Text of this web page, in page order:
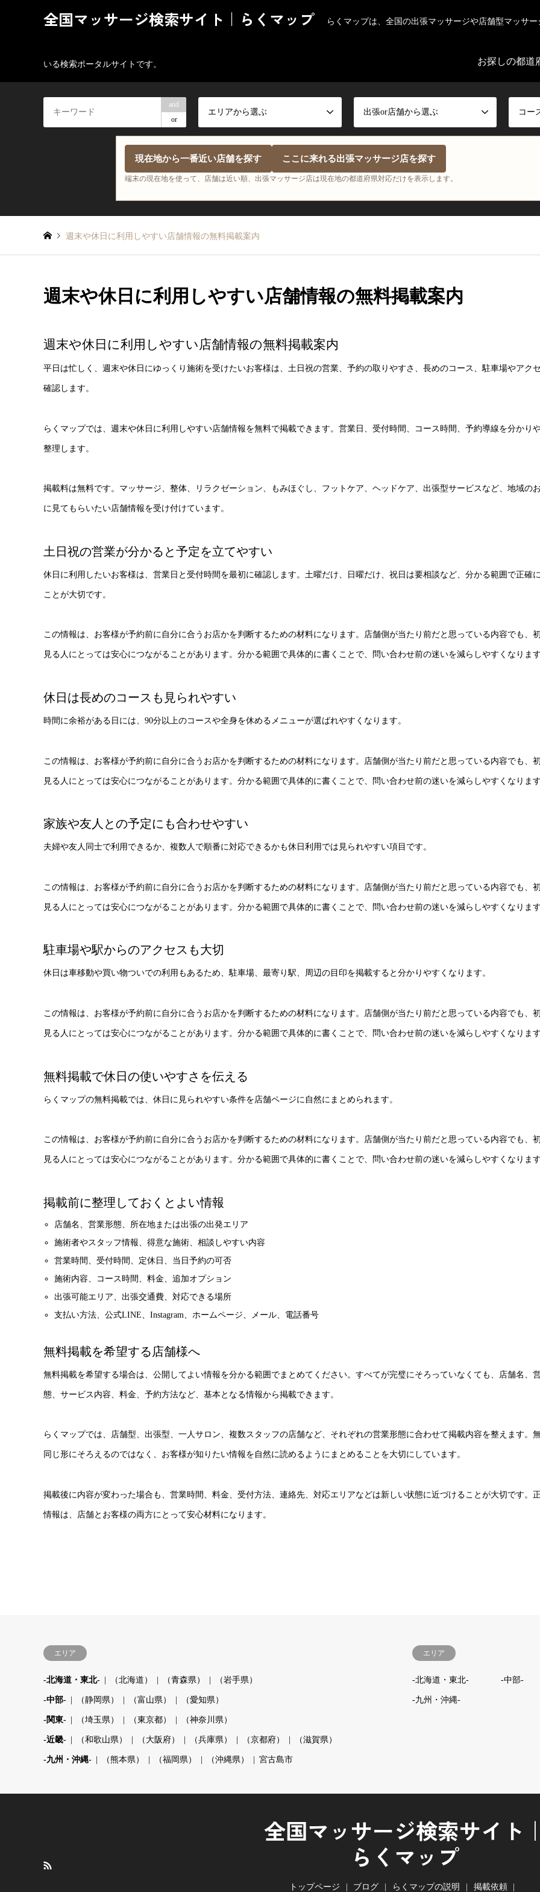
全国マッサージ検索サイト｜らくマップ らくマップは、全国の出張マッサージや店舗型マッサ
いる検索ポータルサイトです。 お探しの都道
and
or
エリアから選ぶ 出張or店舗から選ぶ コー
現在地から一番近い店舗を探す ここに来れる出張マッサージ店を探す
端末の現在地を使って、店舗は近い順、出張マッサージ店は現在地の都道府県対応だけを表示します。
週末や休日に利用しやすい店舗情報の無料掲載案内
週末や休日に利用しやすい店舗情報の無料掲載案内
週末や休日に利用しやすい店舗情報の無料掲載案内
平日は忙しく、週末や休日にゆっくり施術を受けたいお客様は、土日祝の営業、予約の取りやすさ、長めのコース、駐車場やアク
確認します。
らくマップでは、週末や休日に利用しやすい店舗情報を無料で掲載できます。営業日、受付時間、コース時間、予約導線を分かりや
整理します。
掲載料は無料です。マッサージ、整体、リラクゼーション、もみほぐし、フットケア、ヘッドケア、出張型サービスなど、地域の
に見てもらいたい店舗情報を受け付けています。
土日祝の営業が分かると予定を立てやすい
休日に利用したいお客様は、営業日と受付時間を最初に確認します。土曜だけ、日曜だけ、祝日は要相談など、分かる範囲で正確に
ことが大切です。
この情報は、お客様が予約前に自分に合うお店かを判断するための材料になります。店舗側が当たり前だと思っている内容でも、
見る人にとっては安心につながることがあります。分かる範囲で具体的に書くことで、問い合わせ前の迷いを減らしやすくなります
休日は長めのコースも見られやすい
時間に余裕がある日には、90分以上のコースや全身を休めるメニューが選ばれやすくなります。
この情報は、お客様が予約前に自分に合うお店かを判断するための材料になります。店舗側が当たり前だと思っている内容でも、
見る人にとっては安心につながることがあります。分かる範囲で具体的に書くことで、問い合わせ前の迷いを減らしやすくなります
家族や友人との予定にも合わせやすい
夫婦や友人同士で利用できるか、複数人で順番に対応できるかも休日利用では見られやすい項目です。
この情報は、お客様が予約前に自分に合うお店かを判断するための材料になります。店舗側が当たり前だと思っている内容でも、
見る人にとっては安心につながることがあります。分かる範囲で具体的に書くことで、問い合わせ前の迷いを減らしやすくなります
駐車場や駅からのアクセスも大切
休日は車移動や買い物ついでの利用もあるため、駐車場、最寄り駅、周辺の目印を掲載すると分かりやすくなります。
この情報は、お客様が予約前に自分に合うお店かを判断するための材料になります。店舗側が当たり前だと思っている内容でも、
見る人にとっては安心につながることがあります。分かる範囲で具体的に書くことで、問い合わせ前の迷いを減らしやすくなります
無料掲載で休日の使いやすさを伝える
らくマップの無料掲載では、休日に見られやすい条件を店舗ページに自然にまとめられます。
この情報は、お客様が予約前に自分に合うお店かを判断するための材料になります。店舗側が当たり前だと思っている内容でも、
見る人にとっては安心につながることがあります。分かる範囲で具体的に書くことで、問い合わせ前の迷いを減らしやすくなります
掲載前に整理しておくとよい情報
店舗名、営業形態、所在地または出張の出発エリア
施術者やスタッフ情報、得意な施術、相談しやすい内容
営業時間、受付時間、定休日、当日予約の可否
施術内容、コース時間、料金、追加オプション
出張可能エリア、出張交通費、対応できる場所
支払い方法、公式LINE、Instagram、ホームページ、メール、電話番号
無料掲載を希望する店舗様へ
無料掲載を希望する場合は、公開してよい情報を分かる範囲でまとめてください。すべてが完璧にそろっていなくても、店舗名、
態、サービス内容、料金、予約方法など、基本となる情報から掲載できます。
らくマップでは、店舗型、出張型、一人サロン、複数スタッフの店舗など、それぞれの営業形態に合わせて掲載内容を整えます。
同じ形にそろえるのではなく、お客様が知りたい情報を自然に読めるようにまとめることを大切にしています。
掲載後に内容が変わった場合も、営業時間、料金、受付方法、連絡先、対応エリアなどは新しい状態に近づけることが大切です。
情報は、店舗とお客様の両方にとって安心材料になります。
エリア
-北海道・東北- （北海道） （青森県） （岩手県）
-中部- （静岡県） （富山県） （愛知県）
-関東- （埼玉県） （東京都） （神奈川県）
-近畿- （和歌山県） （大阪府） （兵庫県） （京都府） （滋賀県）
-九州・沖縄- （熊本県） （福岡県） （沖縄県） 宮古島市
エリア
-北海道・東北- -中部-
-九州・沖縄-
全国マッサージ検索サイト｜
らくマップ
トップページ ブログ らくマップの説明 掲載依頼